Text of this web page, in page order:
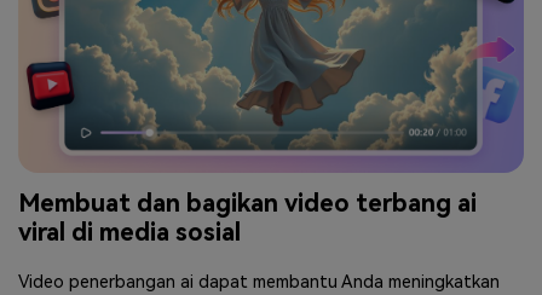
Membuat dan bagikan video terbang ai
viral di media sosial
Video penerbangan ai dapat membantu Anda meningkatkan